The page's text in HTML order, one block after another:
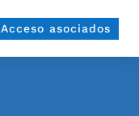
Acceso asociados